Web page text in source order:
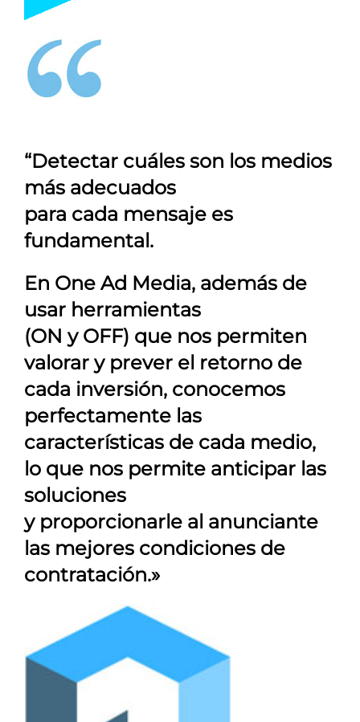
“Detectar cuáles son los medios
más adecuados
para cada mensaje es
fundamental.
En One Ad Media, además de
usar herramientas
(ON y OFF) que nos permiten
valorar y prever el retorno de
cada inversión, conocemos
perfectamente las
características de cada medio,
lo que nos permite anticipar las
soluciones
y proporcionarle al anunciante
las mejores condiciones de
contratación.»